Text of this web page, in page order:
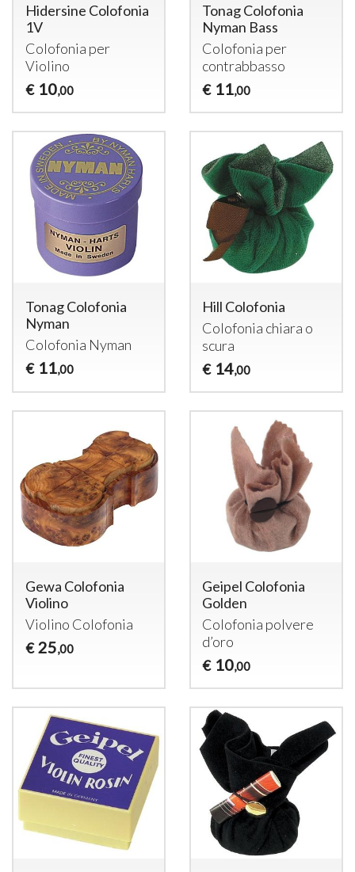
Hidersine Colofonia
1V
Colofonia per
Violino
€ 10,00
Tonag Colofonia
Nyman Bass
Colofonia per
contrabbasso
€ 11,00
Tonag Colofonia
Nyman
Colofonia Nyman
€ 11,00
Hill Colofonia
Colofonia chiara o
scura
€ 14,00
Gewa Colofonia
Violino
Violino Colofonia
€ 25,00
Geipel Colofonia
Golden
Colofonia polvere
d’oro
€ 10,00